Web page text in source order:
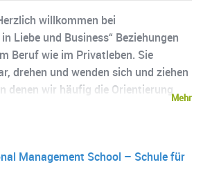
willkommen bei
Liebe und Business“ Beziehungen
Beruf wie im Privatleben. Sie
drehen und wenden sich und ziehen
denen wir häufig die Orientierung
aber auch die Wege raus aus dem
in ein Leben mit mehr Klarheit,
Viel Freude beim Reinhören und
Mehr
Management School – Schule für